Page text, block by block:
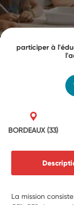
participer à
BORDEAUX(33)
La mission